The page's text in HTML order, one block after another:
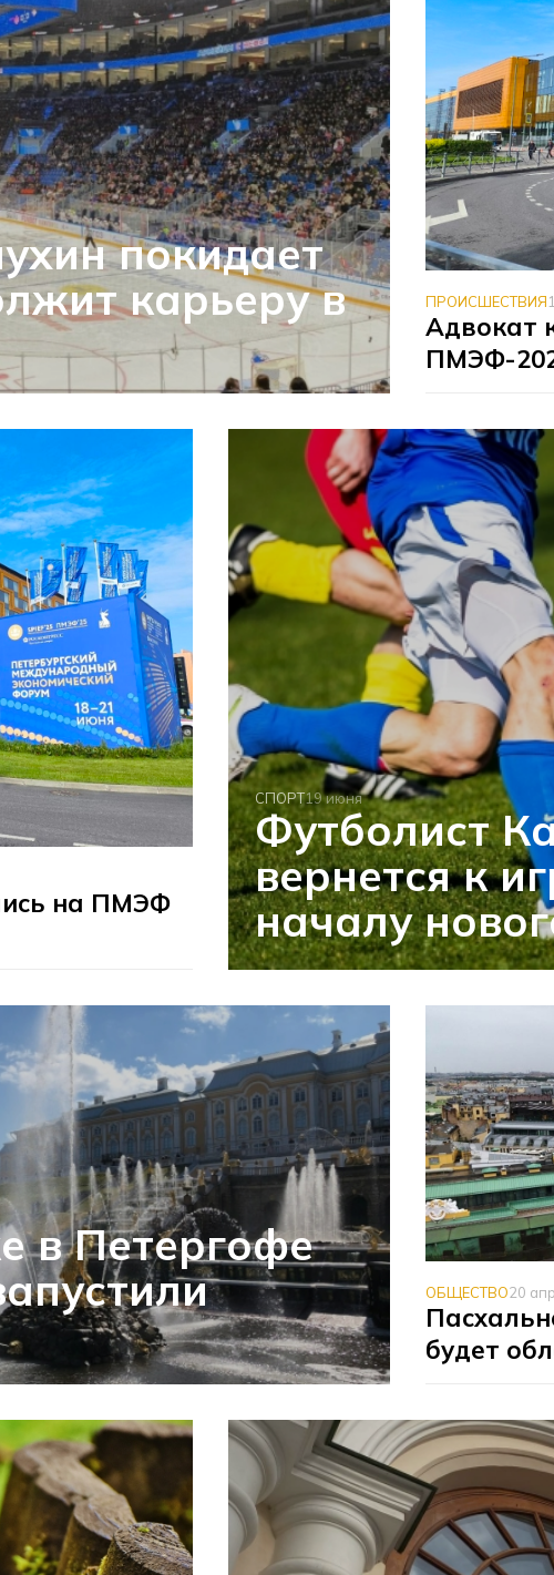
покидает
карьеру в
ПРОИСШЕСТВИЯ
Адвокат
ПМЭФ-
на ПМЭФ
СПОРТ19 июня
Футболист
вернется к
началу
в Петергофе
ОБЩЕСТВО20
будет